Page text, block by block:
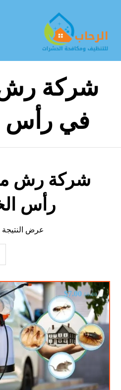
شركة رش
في رأس
شركة رش
رأس
عرض النتيجة
$9.00
$7.00